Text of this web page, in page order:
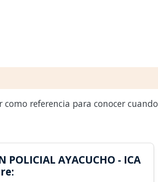
referencia para conocer cuando
POLICIAL AYACUCHO - ICA